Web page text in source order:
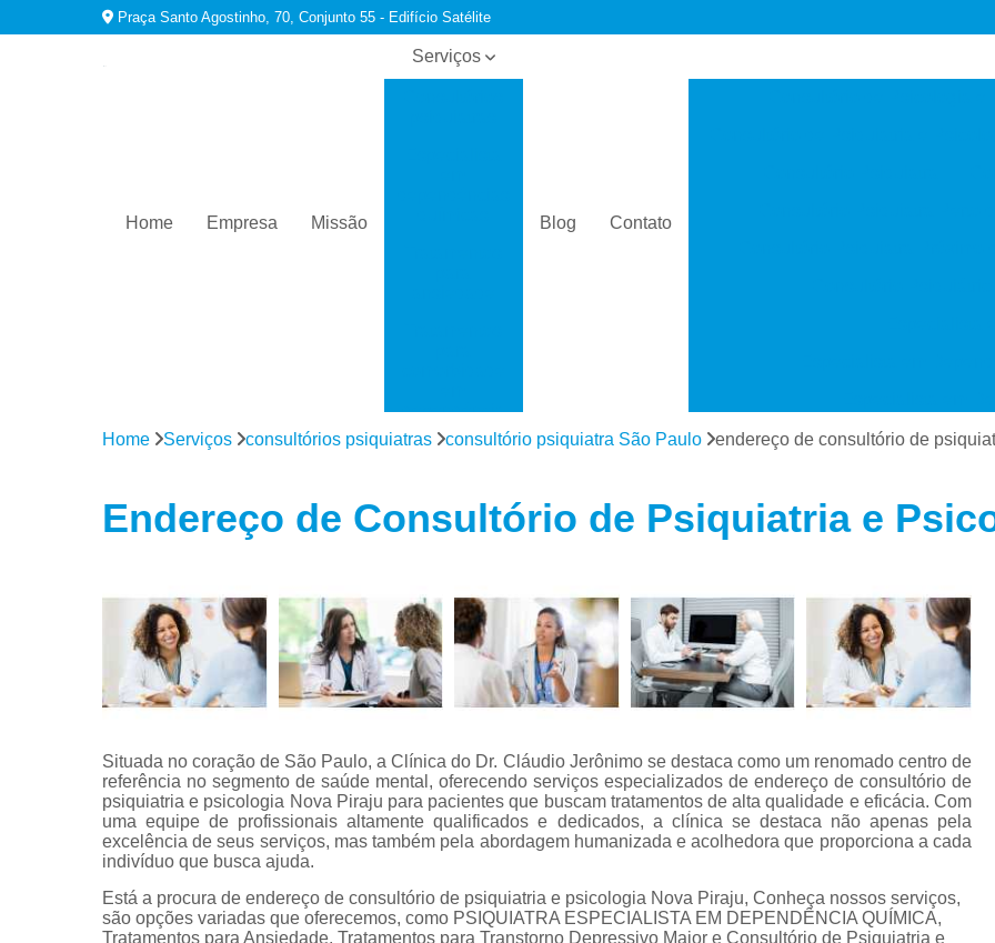
Praça Santo Agostinho, 70, Conjunto 55 - Edifício Satélite
Home Empresa Missão
Serviços
dependência
Tratamentos
Tratamentos
para insônia
Tratamentos
para
transtorno
bipolar
para
transtorno de
estresse
Tratamentos
para
pânico
Blog Contato
Especialista em
Especialista em
Especialista
Especialista em
Especialista em
Especialista em
Especialista
Tratamento Alternativo para
Tratamento da
Tratamento para Ansiedade
Tratamento para
Tratamento para Ansiedade São
Home Serviços consultórios psiquiatras consultório psiquiatra São Paulo endereço de consultório de
Endereço de Consultório de Psiquiatria e
Situada no coração de São Paulo, a Clínica do Dr. Cláudio Jerônimo se destaca como um renomado centro de
referência no segmento de saúde mental, oferecendo serviços especializados de endereço de consultório de
psiquiatria e psicologia Nova Piraju para pacientes que buscam tratamentos de alta qualidade e eficácia. Com
uma equipe de profissionais altamente qualificados e dedicados, a clínica se destaca não apenas pela
excelência de seus serviços, mas também pela abordagem humanizada e acolhedora que proporciona a cada
indivíduo que busca ajuda.
Está a procura de endereço de consultório de psiquiatria e psicologia Nova Piraju, Conheça nossos serviços,
são opções variadas que oferecemos, como PSIQUIATRA ESPECIALISTA EM DEPENDÊNCIA QUÍMICA,
Tratamentos para Ansiedade, Tratamentos para Transtorno Depressivo Maior e Consultório de Psiquiatria e